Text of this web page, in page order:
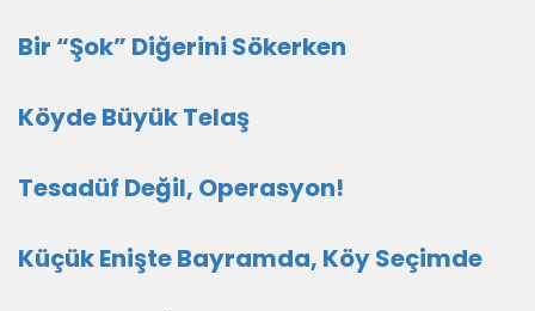
Bir “Şok” Diğerini Sökerken
Köyde Büyük Telaş
Tesadüf Değil, Operasyon!
Küçük Enişte Bayramda, Köy Seçimde